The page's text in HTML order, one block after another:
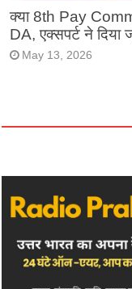
क्या 8th Pay
DA, एक्सपर्ट ने दिया
May 13, 2026